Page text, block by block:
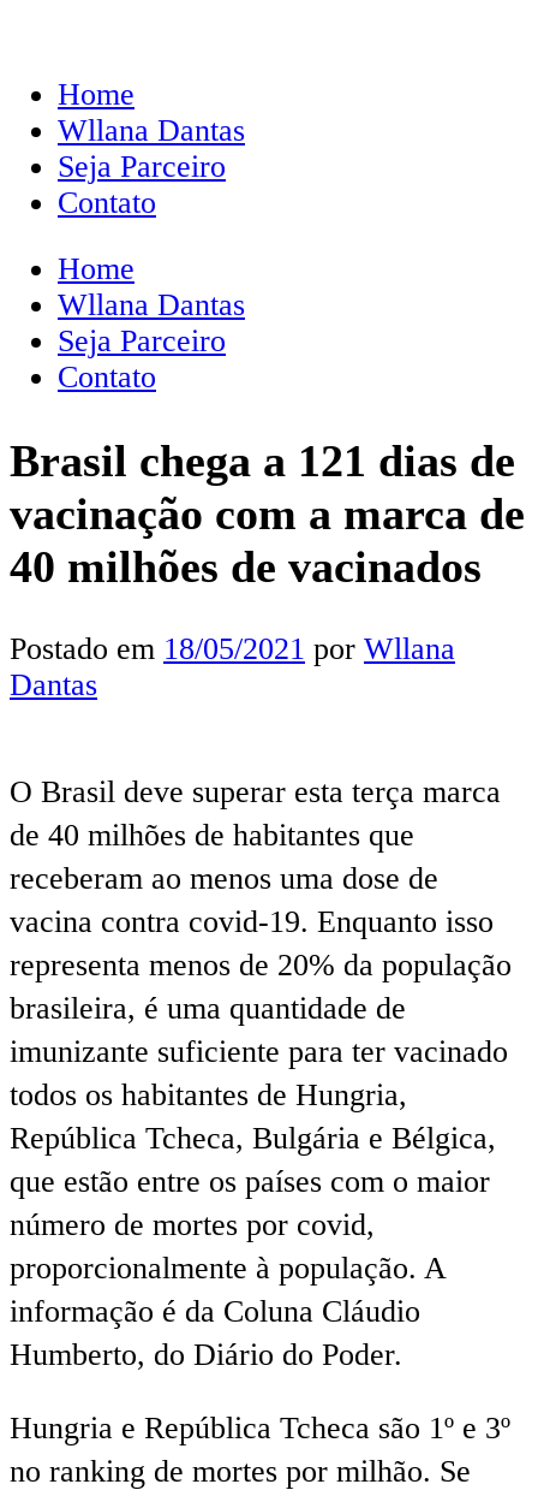
Home
Wllana Dantas
Seja Parceiro
Contato
Home
Wllana Dantas
Seja Parceiro
Contato
Brasil chega a 121 dias de
vacinação com a marca de
40 milhões de vacinados
Postado em 18/05/2021 por Wllana
Dantas
O Brasil deve superar esta terça marca
de 40 milhões de habitantes que
receberam ao menos uma dose de
vacina contra covid-19. Enquanto isso
representa menos de 20% da população
brasileira, é uma quantidade de
imunizante suficiente para ter vacinado
todos os habitantes de Hungria,
República Tcheca, Bulgária e Bélgica,
que estão entre os países com o maior
número de mortes por covid,
proporcionalmente à população. A
informação é da Coluna Cláudio
Humberto, do Diário do Poder.
Hungria e República Tcheca são 1º e 3º
no ranking de mortes por milhão. Se